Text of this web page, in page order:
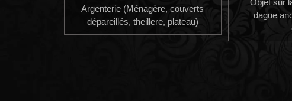
Argenterie (Ménagère, couverts
dépareillés, theillere, plateau)
Objet sur
dague